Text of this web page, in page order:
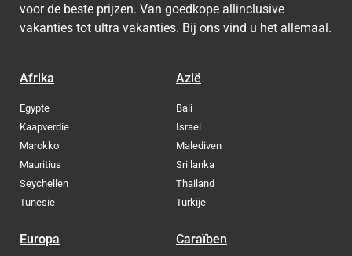
voor de beste prijzen. Van goedkope allinclusive
vakanties tot ultra vakanties. Bij ons vind u het allemaal.
Afrika
Egypte
Kaapverdie
Marokko
Mauritius
Seychellen
Tunesie
Azië
Bali
Israel
Malediven
Sri lanka
Thailand
Turkije
Europa Caraïben